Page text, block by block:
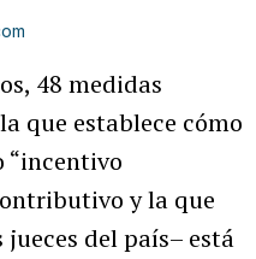
48 medidas
que establece cómo
y la que
del país– está